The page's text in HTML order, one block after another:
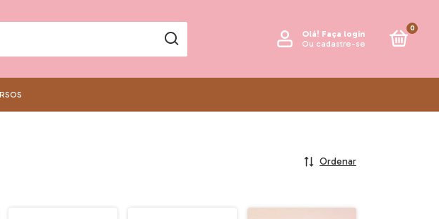
Olá! Faça login
Ou cadastre-se
0
Ordenar